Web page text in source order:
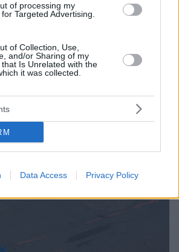
of processing my
Targeted Advertising.
of Collection, Use,
and/or Sharing of my
Is Unrelated with the
it was collected.
Data Access Privacy Policy